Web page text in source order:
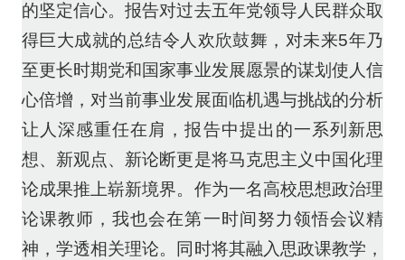
的坚定信心。报告对过去五年党领导人民群众取
得巨大成就的总结令人欢欣鼓舞，对未来5年乃
至更长时期党和国家事业发展愿景的谋划使人信
心倍增，对当前事业发展面临机遇与挑战的分析
让人深感重任在肩，报告中提出的一系列新思
想、新观点、新论断更是将马克思主义中国化理
论成果推上崭新境界。作为一名高校思想政治理
论课教师，我也会在第一时间努力领悟会议精
神，学透相关理论。同时将其融入思政课教学，